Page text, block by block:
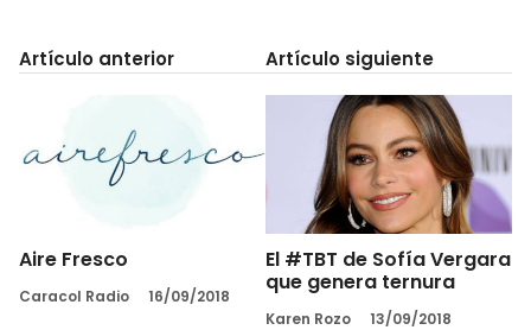
Artículo anterior
Aire Fresco
Caracol Radio 16/09/2018
Artículo siguiente
El #TBT de Sofía Vergara
que genera ternura
Karen Rozo 13/09/2018